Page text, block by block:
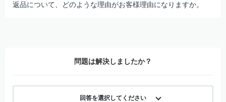
返品について、どのような理由がお客様理由になりますか。
問題は解決しましたか？
回答を選択してください